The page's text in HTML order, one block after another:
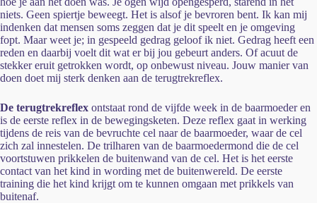
niets. Geen spiertje beweegt. Het is alsof je bevroren bent. Ik kan mij
indenken dat mensen soms zeggen dat je dit speelt en je omgeving
fopt. Maar weet je; in gespeeld gedrag geloof ik niet. Gedrag heeft een
reden en daarbij voelt dit wat er bij jou gebeurt anders. Of acuut de
stekker eruit getrokken wordt, op onbewust niveau. Jouw manier van
doen doet mij sterk denken aan de terugtrekreflex.
De terugtrekreflex ontstaat rond de vijfde week in de baarmoeder en
is de eerste reflex in de bewegingsketen. Deze reflex gaat in werking
tijdens de reis van de bevruchte cel naar de baarmoeder, waar de cel
zich zal innestelen. De trilharen van de baarmoedermond die de cel
voortstuwen prikkelen de buitenwand van de cel. Het is het eerste
contact van het kind in wording met de buitenwereld. De eerste
training die het kind krijgt om te kunnen omgaan met prikkels van
buitenaf.